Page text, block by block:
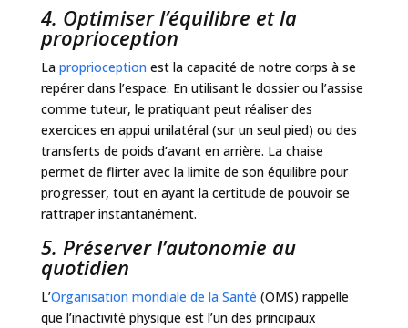
4. Optimiser l’équilibre et la
proprioception
La proprioceptionest la capacité de notre corps à se
repérer dans l’espace. En utilisant le dossier ou l’assise
comme tuteur, le pratiquant peut réaliser des
exercices en appui unilatéral (sur un seul pied) ou des
transferts de poids d’avant en arrière. La chaise
permet de flirter avec la limite de son équilibre pour
progresser, tout en ayant la certitude de pouvoir se
rattraper instantanément.
5. Préserver l’autonomie au
quotidien
L’Organisation mondiale de la Santé (OMS) rappelle
que l’inactivité physique est l’un des principaux